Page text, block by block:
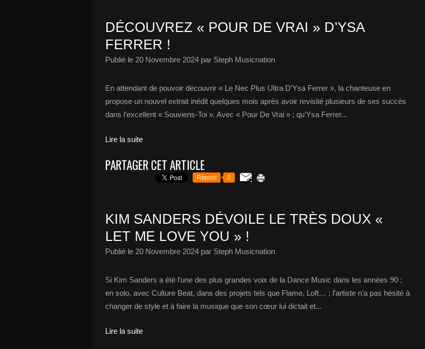
DÉCOUVREZ « POUR DE VRAI » D’YSA
FERRER !
Publié le 20 Novembre 2024 par Steph Musicnation
En attendant de pouvoir découvrir « Le Nec Plus Ultra D'Ysa Ferrer », la chanteuse en
propose un nouvel extrait inédit quelques mois après avoir revisité plusieurs de ses succès
dans l’excellent « Souviens-Toi ». Avec « Pour De Vrai » ; qu’Ysa Ferrer...
Lire la suite
PARTAGER CET ARTICLE
Repost 0
KIM SANDERS DÉVOILE LE TRÈS DOUX «
LET ME LOVE YOU » !
Publié le 20 Novembre 2024 par Steph Musicnation
Si Kim Sanders a été l’une des plus grandes voix de la Dance Music dans les années 90 ;
en solo, avec Culture Beat, dans des projets tels que Flame, Loft… ; l’artiste n’a pas hésité à
changer de style et à faire la musique que son cœur lui dictait et...
Lire la suite